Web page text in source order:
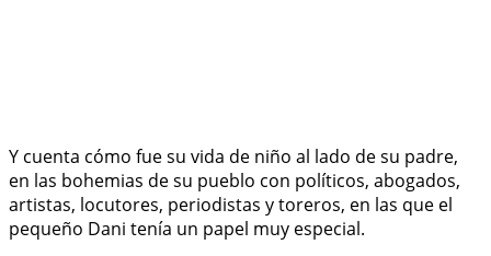
Y cuenta cómo fue su vida de niño al lado de su padre,
en las bohemias de su pueblo con políticos, abogados,
artistas, locutores, periodistas y toreros, en las que el
pequeño Dani tenía un papel muy especial.